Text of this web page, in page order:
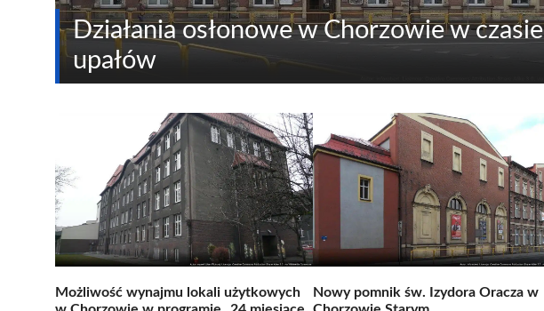
Działania osłonowe w Chorzowie w czasie
upałów
Możliwość wynajmu lokali użytkowych
Nowy pomnik św. Izydora Oracza w